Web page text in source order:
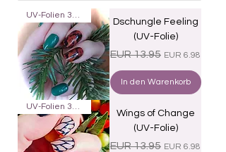
UV-Folien 30er
Dschungle Feeling
(UV-Folie)
Standardpreis
EUR 13.95 Sale-Preis
EUR 6.98
In den Warenkorb
UV-Folien 30er
Wings of Change
(UV-Folie)
Standardpreis
EUR 13.95 Sale-Preis
EUR 6.98